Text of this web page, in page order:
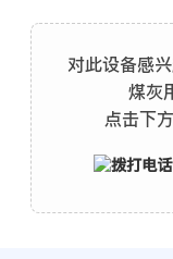
对此设备感
煤灰
点击下